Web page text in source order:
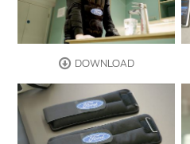
DOWNLOAD